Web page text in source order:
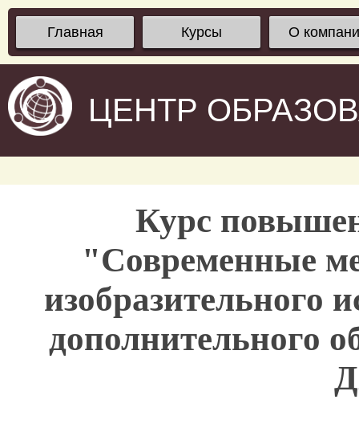
Главная Курсы О
ЦЕНТР
Курс
"Современные
изобразительного
дополнительного